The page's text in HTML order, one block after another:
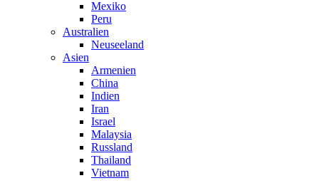
Mexiko
Peru
Australien
Neuseeland
Asien
Armenien
China
Indien
Iran
Israel
Malaysia
Russland
Thailand
Vietnam